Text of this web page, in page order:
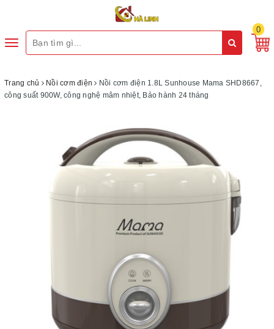
Toggle
0
Trang chủ Nồi cơm điện
Nồi cơm điện 1.8L Sunhouse Mama SHD8667,
công suất 900W, công nghệ mâm nhiệt, Bảo hành 24 tháng